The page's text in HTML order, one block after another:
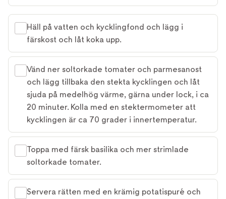
Häll på vatten och kycklingfond och lägg i
färskost och låt koka upp.
Vänd ner soltorkade tomater och parmesanost
och lägg tillbaka den stekta kycklingen och låt
sjuda på medelhög värme, gärna under lock, i ca
20 minuter. Kolla med en stektermometer att
kycklingen är ca 70 grader i innertemperatur.
Toppa med färsk basilika och mer strimlade
soltorkade tomater.
Servera rätten med en krämig potatispuré och